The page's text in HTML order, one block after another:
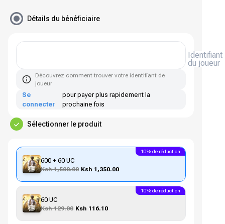
Noté 4,45 sur Google Play et l'App Store
Détails du bénéficiaire
Identifiant
du joueur
Découvrez comment trouver votre identifiant de
joueur
Se
connecter
pour payer plus rapidement la
prochaine fois
Sélectionner le produit
600 + 60 UC
Ksh 1,500.00 Ksh 1,350.00
10% de réduction
60 UC
Ksh 129.00 Ksh 116.10
10% de réduction